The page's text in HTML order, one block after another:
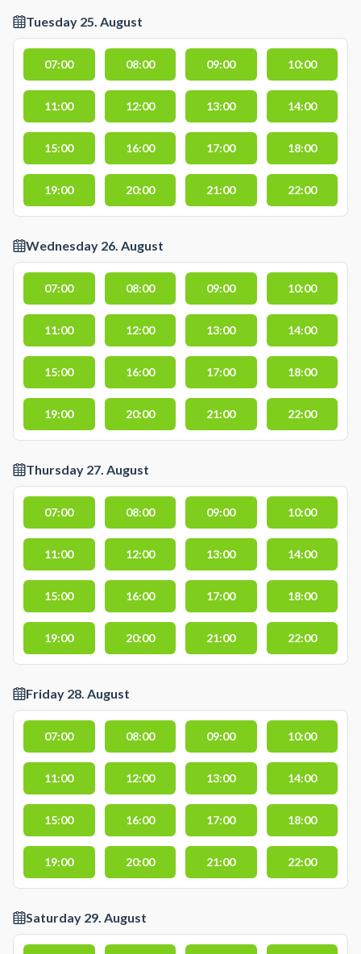
Tuesday 25. August
07:00 08:00 09:00 10:00
11:00 12:00 13:00 14:00
15:00 16:00 17:00 18:00
19:00 20:00 21:00 22:00
Wednesday 26. August
07:00 08:00 09:00 10:00
11:00 12:00 13:00 14:00
15:00 16:00 17:00 18:00
19:00 20:00 21:00 22:00
Thursday 27. August
07:00 08:00 09:00 10:00
11:00 12:00 13:00 14:00
15:00 16:00 17:00 18:00
19:00 20:00 21:00 22:00
Friday 28. August
07:00 08:00 09:00 10:00
11:00 12:00 13:00 14:00
15:00 16:00 17:00 18:00
19:00 20:00 21:00 22:00
Saturday 29. August